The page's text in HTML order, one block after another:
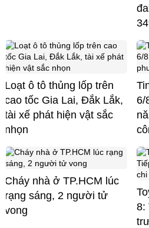
Loạt ô tô thủng lốp trên
cao tốc Gia Lai, Đắk Lắk,
tài xế phát hiện vật sắc
nhọn
6/
Cháy nhà ở TP.HCM lúc
rạng sáng, 2 người tử
vong
8: